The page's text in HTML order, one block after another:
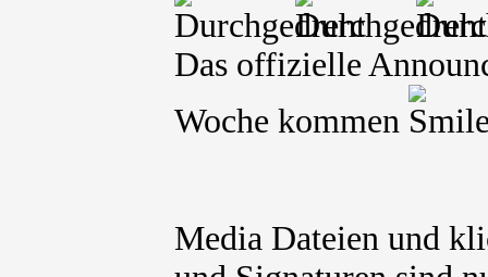
Das offizielle
Woche kommen
Media Dateien und